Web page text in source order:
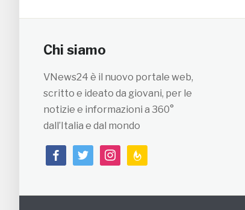
Chi siamo
VNews24 è il nuovo portale web,
scritto e ideato da giovani, per le
notizie e informazioni a 360°
dall’Italia e dal mondo
facebooktwitterinstagramfeedburner